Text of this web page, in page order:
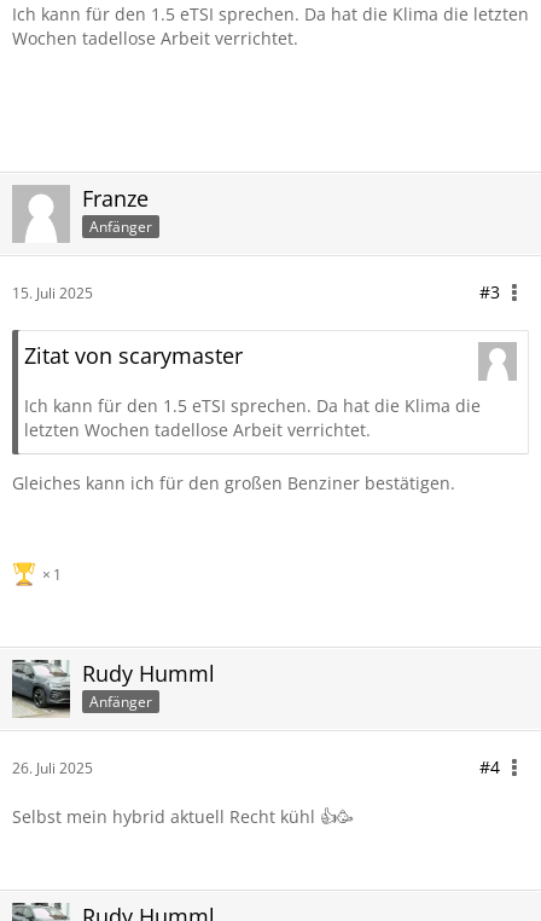
Ich kann für den 1.5 eTSI sprechen. Da hat die Klima die letzten
Wochen tadellose Arbeit verrichtet.
Franze
Anfänger
15. Juli 2025 #3
Zitat von scarymaster
Ich kann für den 1.5 eTSI sprechen. Da hat die Klima die
letzten Wochen tadellose Arbeit verrichtet.
Gleiches kann ich für den großen Benziner bestätigen.
1
Rudy Humml
Anfänger
26. Juli 2025 #4
Selbst mein hybrid aktuell Recht kühl 👍🥳